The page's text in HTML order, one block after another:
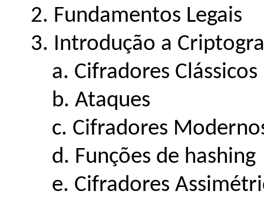
2. Fundamentos Legais
3. Introdução a
a. Cifradores Clássicos
b. Ataques
c. Cifradores
d. Funções de hashing
e. Cifradores